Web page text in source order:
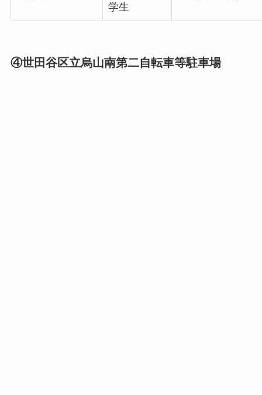
学生
④世田谷区立烏山南第二自転車等駐車場